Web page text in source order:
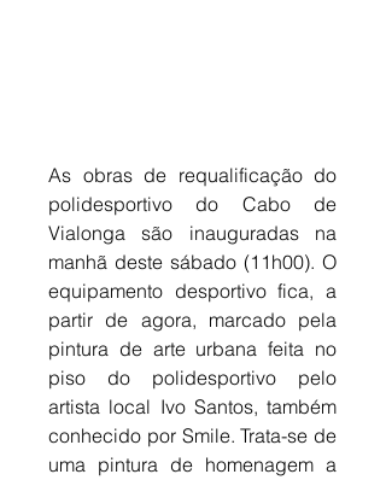
As obras de requalificação do
polidesportivo do Cabo de
Vialonga são inauguradas na
manhã deste sábado (11h00). O
equipamento desportivo fica, a
partir de agora, marcado pela
pintura de arte urbana feita no
piso do polidesportivo pelo
artista local Ivo Santos, também
conhecido por Smile. Trata-se de
uma pintura de homenagem a